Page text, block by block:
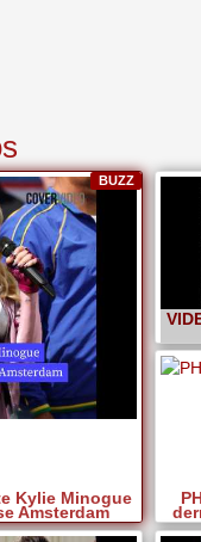
Kylie Minogue
Amsterdam
BUZZ